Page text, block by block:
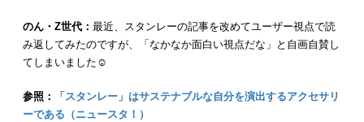
のん・Z世代： 最近、スタンレーの記事を改めてユーザー視点で読
み返してみたのですが、「なかなか面白い視点だな」と自画自賛し
てしまいました☺️
参照：
「スタンレー」はサステナブルな自分を演出するアクセサリ
ーである（ニュースタ！）